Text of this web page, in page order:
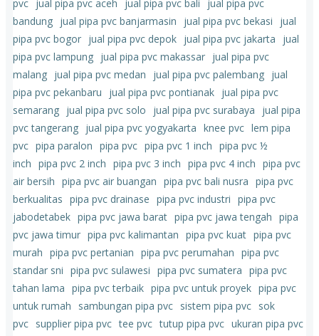
pvc jual pipa pvc aceh jual pipa pvc bali
jual pipa pvc
bandung jual pipa pvc banjarmasin jual pipa pvc bekasi
jual
pipa pvc bogor jual pipa pvc depok jual pipa pvc jakarta
jual
pipa pvc lampung jual pipa pvc makassar jual pipa pvc
malang jual pipa pvc medan jual pipa pvc palembang jual
pipa pvc pekanbaru
jual pipa pvc pontianak jual pipa pvc
semarang jual pipa pvc solo jual pipa pvc surabaya
jual pipa
pvc tangerang jual pipa pvc yogyakarta knee pvc lem pipa
pvc pipa paralon pipa pvc pipa pvc 1 inch pipa pvc ½
inch pipa pvc 2 inch pipa pvc 3 inch pipa pvc 4 inch pipa pvc
air bersih pipa pvc air buangan pipa pvc bali nusra pipa pvc
berkualitas pipa pvc drainase pipa pvc industri pipa pvc
jabodetabek pipa pvc jawa barat pipa pvc jawa tengah pipa
pvc jawa timur pipa pvc kalimantan pipa pvc kuat pipa pvc
murah pipa pvc pertanian pipa pvc perumahan pipa pvc
standar sni pipa pvc sulawesi pipa pvc sumatera pipa pvc
tahan lama pipa pvc terbaik pipa pvc untuk proyek pipa pvc
untuk rumah
sambungan pipa pvc sistem pipa pvc sok
pvc supplier pipa pvc tee pvc tutup pipa pvc ukuran pipa pvc